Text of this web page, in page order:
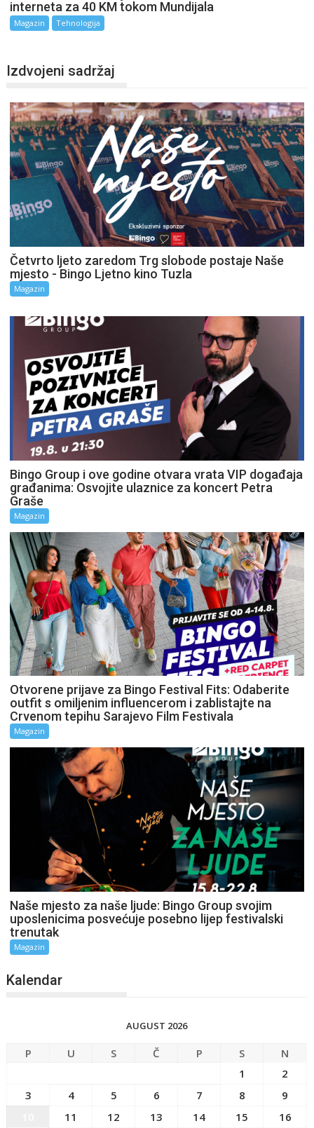
interneta za 40 KM tokom Mundijala
Magazin Tehnologija
Izdvojeni sadržaj
Četvrto ljeto zaredom Trg slobode postaje Naše
mjesto - Bingo Ljetno kino Tuzla
Magazin
Bingo Group i ove godine otvara vrata VIP događaja
građanima: Osvojite ulaznice za koncert Petra
Graše
Magazin
Otvorene prijave za Bingo Festival Fits: Odaberite
outfit s omiljenim influencerom i zablistajte na
Crvenom tepihu Sarajevo Film Festivala
Magazin
Naše mjesto za naše ljude: Bingo Group svojim
uposlenicima posvećuje posebno lijep festivalski
trenutak
Magazin
Kalendar
AUGUST 2026
P U S Č P S
N
1
2
3
4 5 6 7 8
9
11 12 13 14 15
16